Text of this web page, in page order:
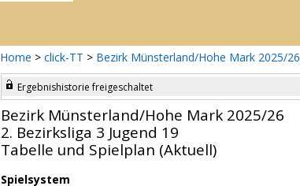
Home > click-TT > Bezirk Münsterland/Hohe Mark 2025/26
Ergebnishistorie freigeschaltet
Bezirk Münsterland/Hohe Mark 2025/26
2. Bezirksliga 3 Jugend 19
Tabelle und Spielplan (Aktuell)
Spielsystem